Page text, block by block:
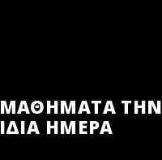
ΜΑΘΗΜΑΤΑ ΤΗΝ
ΙΔΙΑ ΗΜΕΡΑ